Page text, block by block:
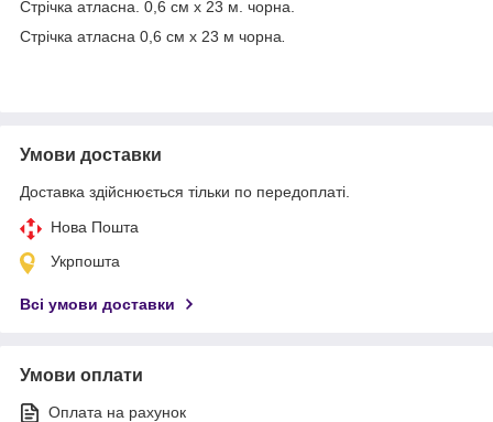
Стрічка атласна. 0,6 см х 23 м. чорна.
Стрічка атласна 0,6 см х 23 м чорна
Умови доставки
Доставка здійснюється тільки по передоплаті.
Нова Пошта
Укрпошта
Всі умови доставки
Умови оплати
Оплата на рахунок